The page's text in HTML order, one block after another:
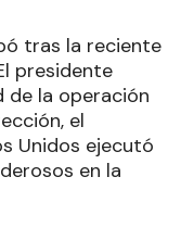
tras la reciente
presidente
de la operación
el
Unidos ejecutó
en la